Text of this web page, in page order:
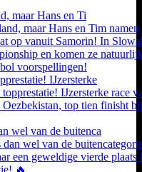
maar Hans en Ti
IJzersterke
wel van de buitenca